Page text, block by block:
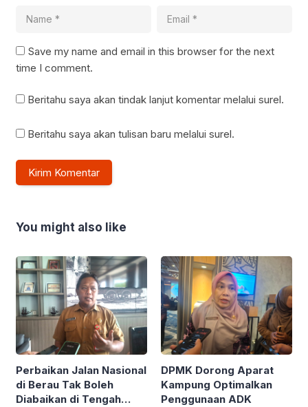
Save my name and email in this browser for the next
time I comment.
Beritahu saya akan tindak lanjut komentar melalui surel.
Beritahu saya akan tulisan baru melalui surel.
You might also like
Perbaikan Jalan Nasional
di Berau Tak Boleh
Diabaikan di Tengah
DPMK Dorong Aparat
Kampung Optimalkan
Penggunaan ADK